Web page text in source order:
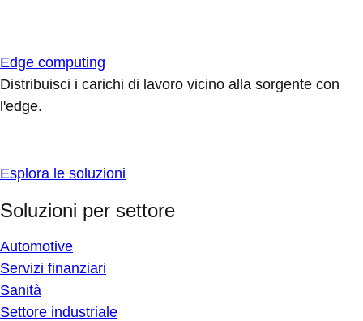
Edge computing
Distribuisci i carichi di lavoro vicino alla sorgente con
l'edge.
Esplora le soluzioni
Soluzioni per settore
Automotive
Servizi finanziari
Sanità
Settore industriale